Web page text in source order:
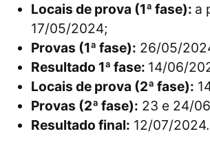
Locais de prova (1ª fase): a
17/05/2024;
Provas (1ª fase): 26/05/
Resultado 1ª fase: 14/06/
Locais de prova (2ª fase):
Provas (2ª fase): 23 e 24/
Resultado final: 12/07/2024.